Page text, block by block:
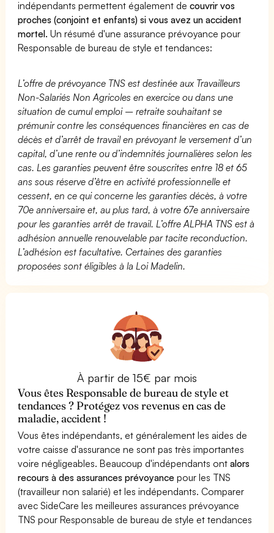
indépendants permettent également decouvrir vos
proches (conjoint et enfants) si vous avez un accident
mortel. Un résumé d'une assurance prévoyance pour
Responsable de bureau de style et tendances:
L’offre de prévoyance TNS est destinée aux Travailleurs
Non-Salariés Non Agricoles en exercice ou dans une
situation de cumul emploi – retraite souhaitant se
prémunir contre les conséquences financières en cas de
décès et d’arrêt de travail en prévoyant le versement d’un
capital, d’une rente ou d’indemnités journalières selon les
cas. Les garanties peuvent être souscrites entre 18 et 65
ans sous réserve d’être en activité professionnelle et
cessent, en ce qui concerne les garanties décès, à votre
70e anniversaire et, au plus tard, à votre 67e anniversaire
pour les garanties arrêt de travail. L’offre ALPHA TNS est à
adhésion annuelle renouvelable par tacite reconduction.
L’adhésion est facultative. Certaines des garanties
proposées sont éligibles à la Loi Madelin.
À partir de 15€ par mois
Vous êtes Responsable de bureau de style et
tendances ? Protégez vos revenus en cas de
maladie, accident !
Vous êtes indépendants, et généralement les aides de
votre caisse d'assurance ne sont pas très importantes
voire négligeables. Beaucoup d'indépendants ontalors
recours à des assurances prévoyance pour les TNS
(travailleur non salarié) et les indépendants. Comparer
avec SideCare les meilleures assurances prévoyance
TNS pour Responsable de bureau de style et tendances